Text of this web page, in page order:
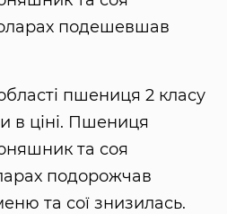
подешевшав
пшениця 2 класу
в ціні. Пшениця
та соя
подорожчав
та сої знизилась.